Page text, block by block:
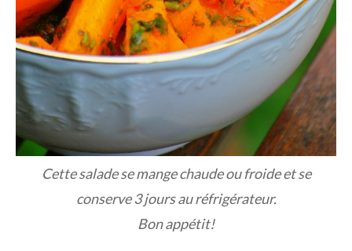
Cette salade se mange chaude ou froide et se
conserve 3 jours au réfrigérateur.
Bon appétit!